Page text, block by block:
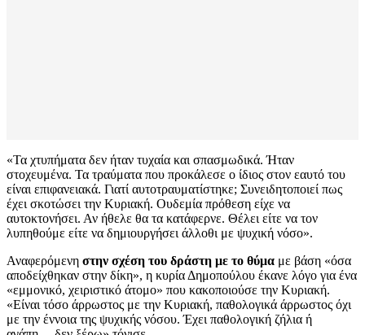
«Τα χτυπήματα δεν ήταν τυχαία και σπασμωδικά. Ήταν
στοχευμένα. Τα τραύματα που προκάλεσε ο ίδιος στον εαυτό του
είναι επιφανειακά. Γιατί αυτοτραυματίστηκε; Συνειδητοποιεί πως
έχει σκοτώσει την Κυριακή. Ουδεμία πρόθεση είχε να
αυτοκτονήσει. Αν ήθελε θα τα κατάφερνε. Θέλει είτε να τον
λυπηθούμε είτε να δημιουργήσει άλλοθι με ψυχική νόσο».
Αναφερόμενη στην σχέση του δράστη με το θύμα με βάση «όσα
αποδείχθηκαν στην δίκη», η κυρία Δημοπούλου έκανε λόγο για ένα
«εμμονικό, χειριστικό άτομο» που κακοποιούσε την Κυριακή.
«Είναι τόσο άρρωστος με την Κυριακή, παθολογικά άρρωστος όχι
με την έννοια της ψυχικής νόσου. Έχει παθολογική ζήλια ή